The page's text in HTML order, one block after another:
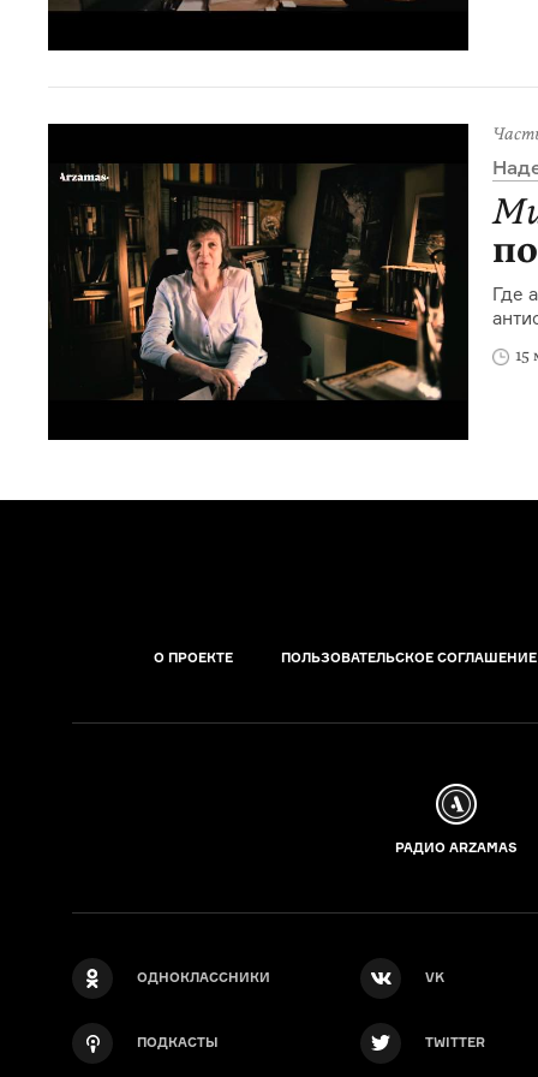
Где
15
О ПРОЕКТЕ ПОЛЬЗОВАТЕЛЬСКОЕ СОГЛАШЕНИЕ
РАДИО ARZAMAS
ОДНОКЛАССНИКИ VK
ПОДКАСТЫ TWITTER